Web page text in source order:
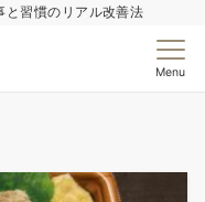
と習慣のリアル改善法
Menu